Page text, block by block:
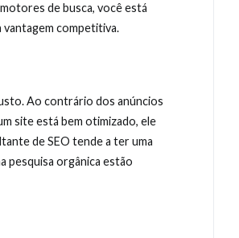
de busca, você está
competitiva.
Ao contrário dos anúncios
site está bem otimizado, ele
de SEO tende a ter uma
pesquisa orgânica estão